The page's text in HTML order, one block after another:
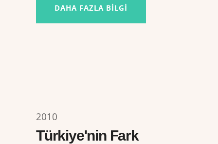
DAHA FAZLA BILGI
2010
Türkiye'nin Fark